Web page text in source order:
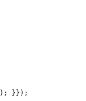
); }});